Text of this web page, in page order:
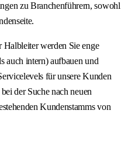
zu Branchenführern, sowohl
werden Sie enge
auch intern) aufbauen und
für unsere Kunden
der Suche nach neuen
Kundenstamms von